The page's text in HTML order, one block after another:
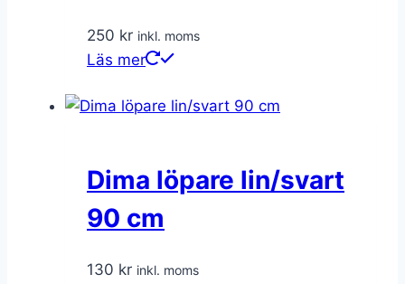
250 kr inkl. moms
Läs mer
Dima löpare lin/svart
90 cm
130 kr inkl. moms